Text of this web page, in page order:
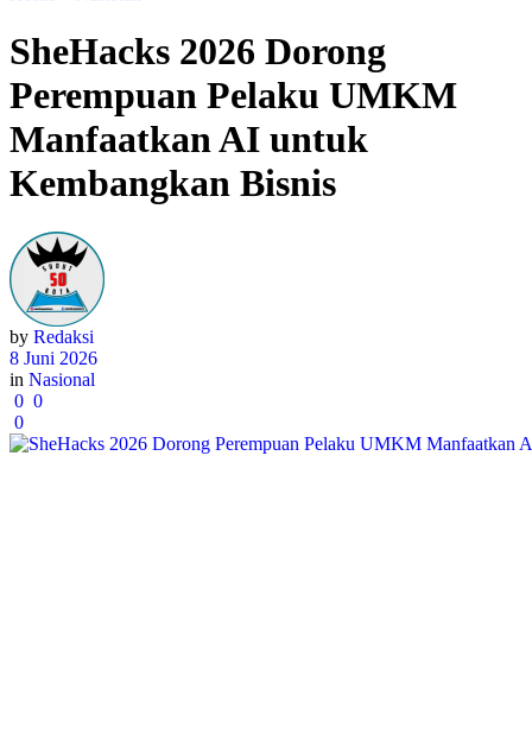
SheHacks 2026 Dorong
Perempuan Pelaku UMKM
Manfaatkan AI untuk
Kembangkan Bisnis
by Redaksi
8 Juni 2026
in Nasional
0 0
0